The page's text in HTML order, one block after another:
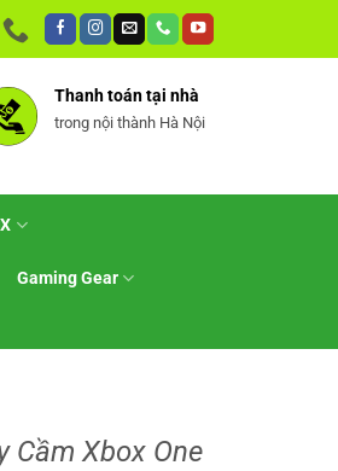
Thanh toán tại nhà
trong nội thành Hà Nội
Gaming Gear
Cầm Xbox One